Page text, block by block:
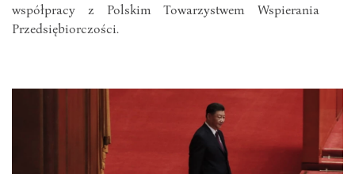
współpracy z Polskim Towarzystwem Wspierania
Przedsiębiorczości.